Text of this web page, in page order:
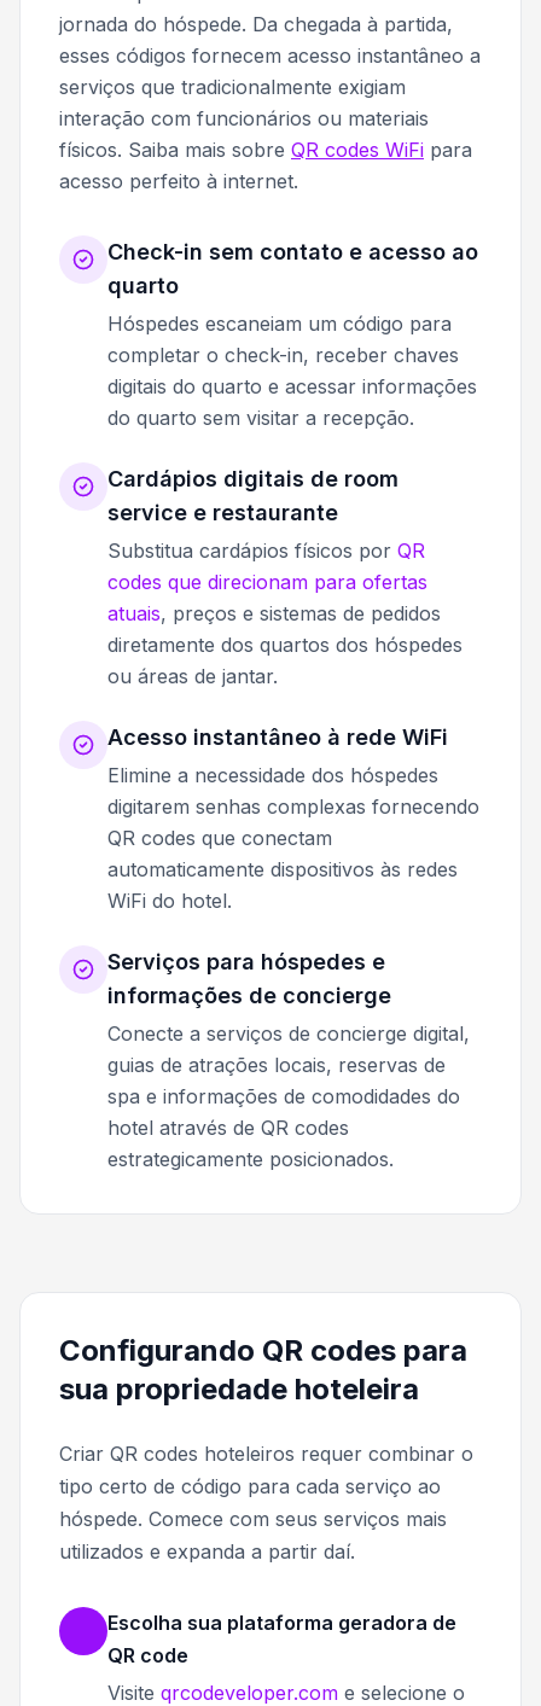
jornada do hóspede. Da chegada à partida,
esses códigos fornecem acesso instantâneo a
serviços que tradicionalmente exigiam
interação com funcionários ou materiais
físicos. Saiba mais sobre QR codes WiFi para
acesso perfeito à internet.
Check-in sem contato e acesso ao
quarto
Hóspedes escaneiam um código para
completar o check-in, receber chaves
digitais do quarto e acessar informações
do quarto sem visitar a recepção.
Cardápios digitais de room
service e restaurante
Substitua cardápios físicos por QR
codes que direcionam para ofertas
atuais, preços e sistemas de pedidos
diretamente dos quartos dos hóspedes
ou áreas de jantar.
Acesso instantâneo à rede WiFi
Elimine a necessidade dos hóspedes
digitarem senhas complexas fornecendo
QR codes que conectam
automaticamente dispositivos às redes
WiFi do hotel.
Serviços para hóspedes e
informações de concierge
Conecte a serviços de concierge digital,
guias de atrações locais, reservas de
spa e informações de comodidades do
hotel através de QR codes
estrategicamente posicionados.
Configurando QR codes para
sua propriedade hoteleira
Criar QR codes hoteleiros requer combinar o
tipo certo de código para cada serviço ao
hóspede. Comece com seus serviços mais
utilizados e expanda a partir daí.
Escolha sua plataforma geradora de
QR code
Visite qrcodeveloper.com e selecione o